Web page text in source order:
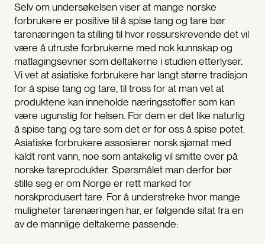
Selv om undersøkelsen viser at mange norske
forbrukere er positive til å spise tang og tare bør
tarenæringen ta stilling til hvor ressurskrevende det vil
være å utruste forbrukerne med nok kunnskap og
matlagingsevner som deltakerne i studien etterlyser.
Vi vet at asiatiske forbrukere har langt større tradisjon
for å spise tang og tare, til tross for at man vet at
produktene kan inneholde næringsstoffer som kan
være ugunstig for helsen. For dem er det like naturlig
å spise tang og tare som det er for oss å spise potet.
Asiatiske forbrukere assosierer norsk sjømat med
kaldt rent vann, noe som antakelig vil smitte over på
norske tareprodukter. Spørsmålet man derfor bør
stille seg er om Norge er rett marked for
norskprodusert tare. For å understreke hvor mange
muligheter tarenæringen har, er følgende sitat fra en
av de mannlige deltakerne passende: